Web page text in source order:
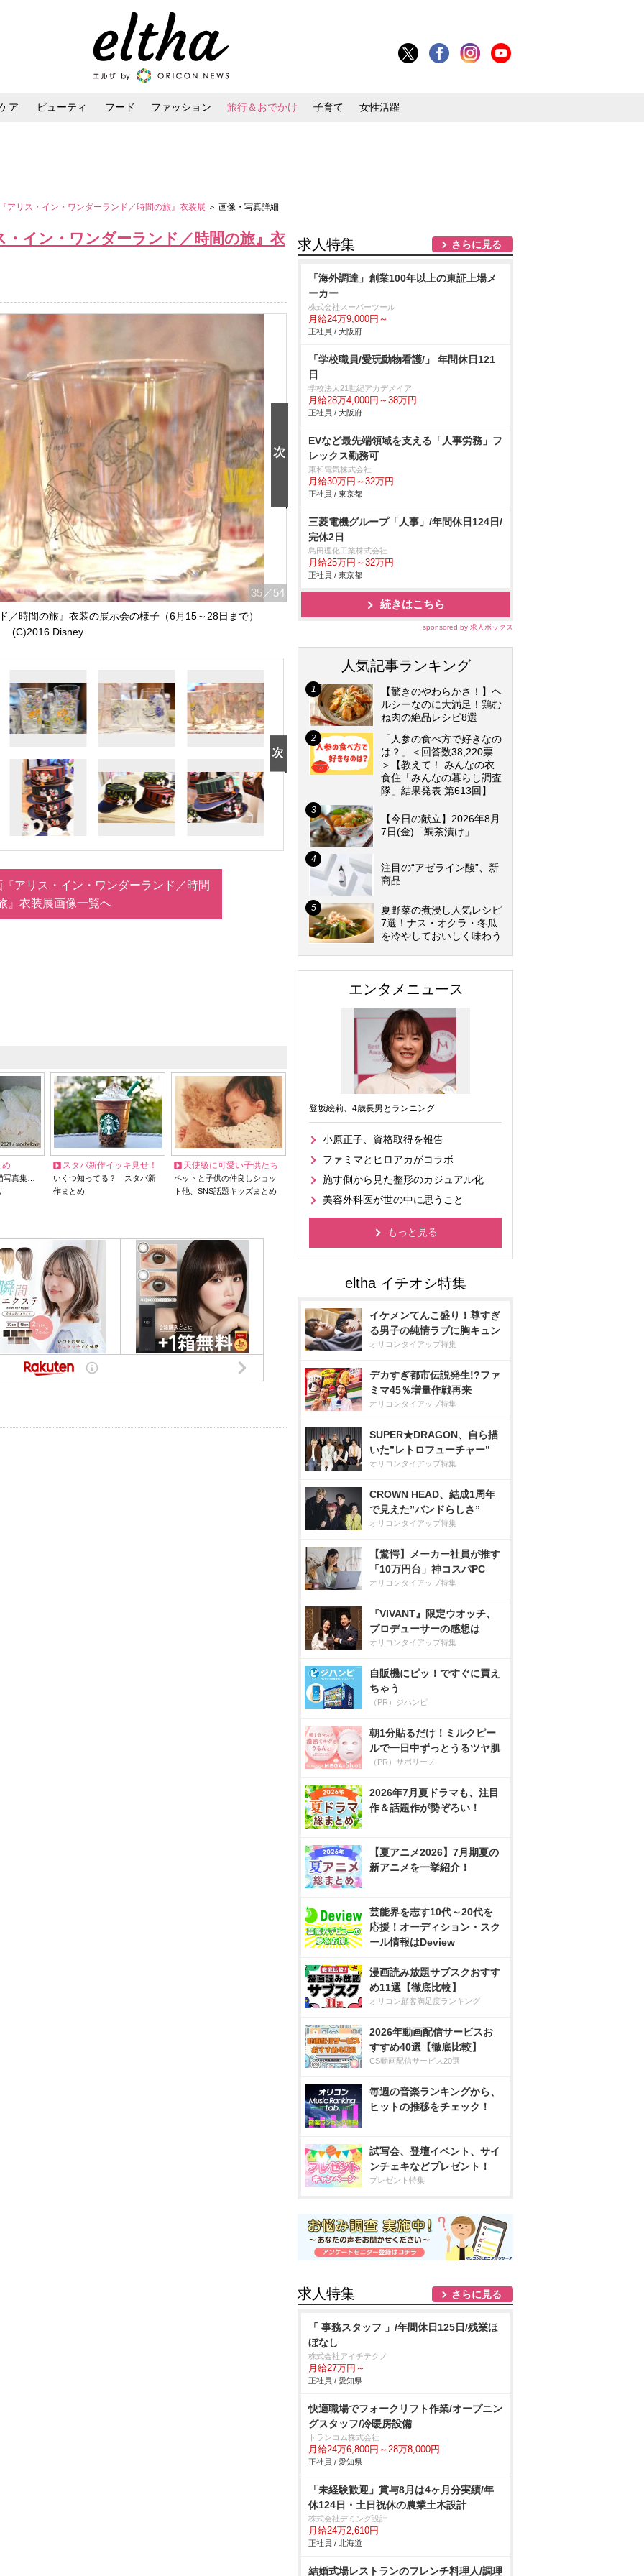
ア ビューティ フード ファッション 旅行＆おでかけ 子育て 女性活躍
リス・イン・ワンダーランド／時間の旅』衣装展 ＞ 画像・写真詳細
イン・ワンダーランド／時間の旅』衣
35 ／54
／時間の旅』衣装の展示会の様子（6月15～28日まで）
(C)2016 Disney
アリス・イン・ワンダーランド／時間
』衣装展画像一覧へ
め
写真集…
スタバ新作イッキ見せ！
いくつ知ってる？ スタバ新
作まとめ
天使級に可愛い子供たち
ペットと子供の仲良しショッ
ト他、SNS話題キッズまとめ
求人特集 さらに見る
「海外調達」創業100年以上の東証上場メ
ーカー
株式会社スーパーツール
月給24万9,000円～
正社員 / 大阪府
「学校職員/愛玩動物看護/」 年間休日121
日
学校法人21世紀アカデメイア
月給28万4,000円～38万円
正社員 / 大阪府
EVなど最先端領域を支える「人事労務」フ
レックス勤務可
東和電気株式会社
月給30万円～32万円
正社員 / 東京都
三菱電機グループ「人事」/年間休日124日/
完休2日
島田理化工業株式会社
月給25万円～32万円
正社員 / 東京都
続きはこちら
sponsored by 求人ボックス
人気記事ランキング
【驚きのやわらかさ！】ヘ
ルシーなのに大満足！鶏む
ね肉の絶品レシピ8選
「人参の食べ方で好きなの
は？」＜回答数38,220票
＞【教えて！ みんなの衣
食住「みんなの暮らし調査
隊」結果発表 第613回】
【今日の献立】2026年8月
7日(金)「鯛茶漬け」
注目の“アゼライン酸”、新
商品
夏野菜の煮浸し人気レシピ
7選！ナス・オクラ・冬瓜
を冷やしておいしく味わう
エンタメニュース
登坂絵莉、4歳長男とランニング
小原正子、資格取得を報告
ファミマとヒロアカがコラボ
施す側から見た整形のカジュアル化
美容外科医が世の中に思うこと
もっと見る
イケメンてんこ盛り！尊すぎ
る男子の純情ラブに胸キュン
オリコンタイアップ特集
デカすぎ都市伝説発生!?ファ
ミマ45％増量作戦再来
オリコンタイアップ特集
SUPER★DRAGON、自ら描
いた”レトロフューチャー”
オリコンタイアップ特集
CROWN HEAD、結成1周年
で見えた”バンドらしさ”
オリコンタイアップ特集
【驚愕】メーカー社員が推す
「10万円台」神コスパPC
オリコンタイアップ特集
『VIVANT』限定ウオッチ、
プロデューサーの感想は
オリコンタイアップ特集
自販機にピッ！ですぐに買え
ちゃう
（PR）ジハンピ
朝1分貼るだけ！ミルクピー
ルで一日中ずっとうるツヤ肌
（PR）サボリーノ
2026年7月夏ドラマも、注目
作＆話題作が勢ぞろい！
【夏アニメ2026】7月期夏の
新アニメを一挙紹介！
芸能界を志す10代～20代を
応援！オーディション・スク
ール情報はDeview
漫画読み放題サブスクおすす
め11選【徹底比較】
オリコン顧客満足度ランキング
2026年動画配信サービスお
すすめ40選【徹底比較】
CS動画配信サービス20選
毎週の音楽ランキングから、
ヒットの推移をチェック！
試写会、登壇イベント、サイ
ンチェキなどプレゼント！
プレゼント特集
求人特集 さらに見る
「 事務スタッフ 」/年間休日125日/残業ほ
ぼなし
株式会社アイチテクノ
月給27万円～
正社員 / 愛知県
快適職場でフォークリフト作業/オープニン
グスタッフ/冷暖房設備
トランコム株式会社
月給24万6,800円～28万8,000円
正社員 / 愛知県
「未経験歓迎」賞与8月は4ヶ月分実績/年
休124日・土日祝休の農業土木設計
株式会社デミング設計
月給24万2,610円
正社員 / 北海道
結婚式場レストランのフレンチ料理人/調理